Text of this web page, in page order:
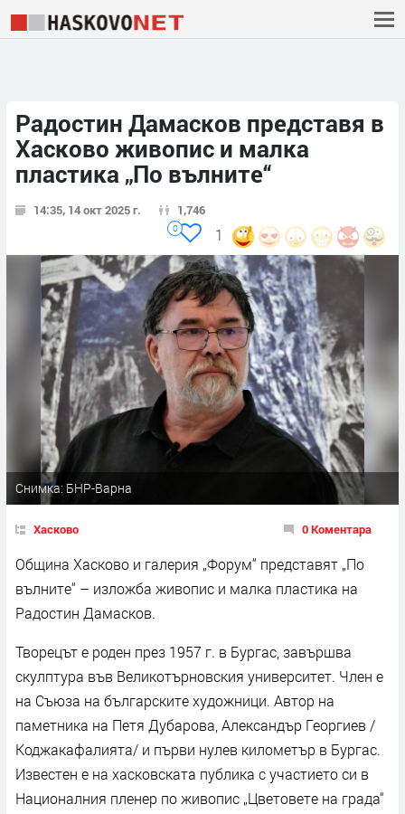
Радостин Дамасков представя в
Хасково живопис и малка
пластика „По вълните“
14:35, 14 окт 2025 г. 1,746
1
0
Снимка: БНР-Варна
Хасково 0 Коментара
Община Хасково и галерия „Форум“ представят „По
вълните“ – изложба живопис и малка пластика на
Радостин Дамасков.
Творецът е роден през 1957 г. в Бургас, завършва
скулптура във Великотърновския университет. Член е
на Съюза на българските художници. Автор на
паметника на Петя Дубарова, Александър Георгиев /
Коджакафалията/ и първи нулев километър в Бургас.
Известен е на хасковската публика с участието си в
Националния пленер по живопис „Цветовете на града“